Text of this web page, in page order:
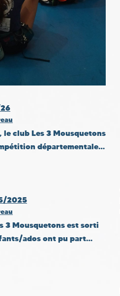
le club Les 3 Mousquetons
départementale…
2025
3 Mousquetons est sorti
ados ont pu part…